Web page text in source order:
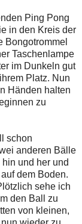
Ping Pong
in den Kreis der
Bongotrommel
Taschenlampe
im Dunkeln gut
Platz. Nun
Händen halten
zu
schon
anderen Bälle
und her und
dem Boden.
sehe ich
den Ball zu
von kleinen,